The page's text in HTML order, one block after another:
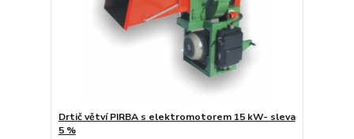
Drtič větví PIRBA s elektromotorem 15 kW- sleva
5 %